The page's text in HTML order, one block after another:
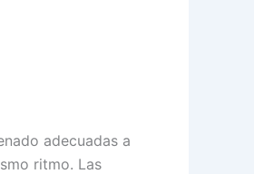
adecuadas a
ritmo. Las